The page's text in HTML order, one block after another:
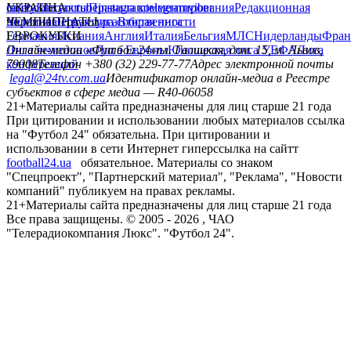
сайтуКонтактыПравила комментированияРедакционная
политикаСтруктура собственности
facebookxyoutubeinstagramtelegramviber
УКРАИНА
УкраинаПервая лигаВторая лига
ЧЕМПИОНАТЫ
ГерманияИспанияАнглияИталияБельгияМЛСНидерланды
ЕВРОКУБКИ
Лига чемпионовЛига ЕвропыЮношеская лига УЕФАЛига
конференций
Онлайн-медиа «Футбол 24»пл. Галицкая, дом. 15, м. Львов,
79008Телефон +380 (32) 229-77-77Адрес электронной почты
legal@24tv.com.uaИдентификатор онлайн-медиа в Реестре
субъектов в сфере медиа — R40-06058
21+Материалы сайта предназначены для лиц старше 21 года
При цитировании и использовании любых материалов ссылка
на "Футбол 24" обязательна. При цитировании и
использовании в сети Интернет гиперссылка на сайтт
football24.ua
обязательное. Материалы со знаком
"Спецпроект", "Партнерский материал", "Реклама", "Новости
компаний" публикуем на правах рекламы.
21+Материалы сайта предназначены для лиц старше 21 года
Все права защищены. © 2005 - 2026 , ЧАО
"Телерадиокомпания Люкс". "Футбол 24".